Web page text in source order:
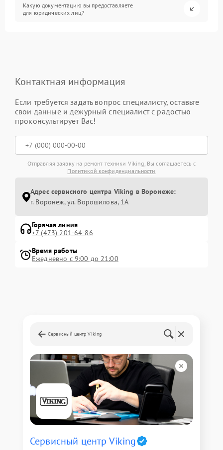
Какую документацию вы предоставляете
для юридических лиц?
Контактная информация
Если требуется задать вопрос специалисту, оставьте
свои данные и дежурный специалист с радостью
проконсультирует Вас!
Отправляя заявку на ремонт техники Viking, Вы соглашаетесь с
Политикой конфиденциальности
Адрес сервисного центра Viking в Воронеже:
г. Воронеж, ул. Ворошилова, 1А
Горячая линия
+7 (473) 201-64-86
Время работы
Ежедневно с 9:00 до 21:00
Сервисный центр Viking
Сервисный центр Viking